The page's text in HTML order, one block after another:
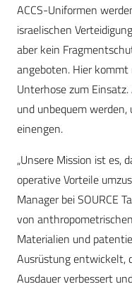
ACCS-Uniformen
israelischen
aber kein
angeboten. Hier
Unterhose zum
und unbequem
einengen.
„Unsere Mission ist es,
operative Vorteile
Manager bei SOURCE
von
Materialien und
Ausrüstung entwickelt,
Ausdauer verbessert